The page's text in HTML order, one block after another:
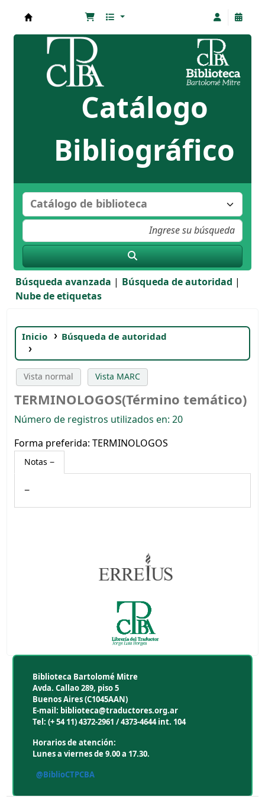
Biblioteca Bartolomé Mitre
Catálogo
Bibliográfico
Búsqueda avanzada
Búsqueda de autoridad
Nube de etiquetas
Inicio
Búsqueda de autoridad
Vista normal Vista MARC
TERMINOLOGOS(Término temático)
Número de registros utilizados en: 20
Forma preferida:TERMINOLOGOS
Notas
Biblioteca Bartolomé Mitre
Avda. Callao 289, piso 5
Buenos Aires (C1045AAN)
E-mail: biblioteca@traductores.org.ar
Tel: (+ 54 11) 4372-2961 / 4373-4644 int. 104
Horarios de atención:
Lunes a viernes de 9.00 a 17.30.
@BiblioCTPCBA